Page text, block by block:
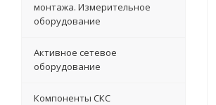
монтажа. Измерительное
оборудование
Активное сетевое
оборудование
Компоненты СКС